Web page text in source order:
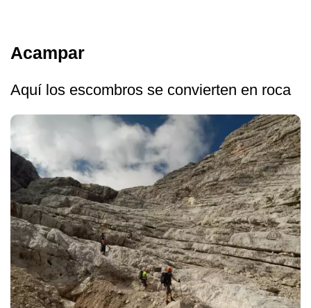
Acampar
Aquí los escombros se convierten en roca